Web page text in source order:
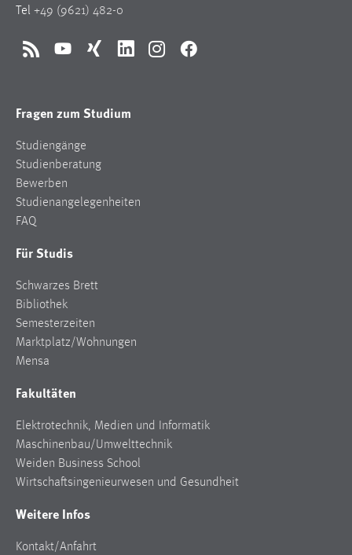
Tel +49 (9621) 482-0
RSS YouTubeXing LinkedInInstagramFacebook
Fragen zum Studium
Studiengänge
Studienberatung
Bewerben
Studienangelegenheiten
FAQ
Für Studis
Schwarzes Brett
Bibliothek
Semesterzeiten
Marktplatz/Wohnungen
Mensa
Fakultäten
Elektrotechnik, Medien und Informatik
Maschinenbau/Umwelttechnik
Weiden Business School
Wirtschaftsingenieurwesen und Gesundheit
Weitere Infos
Kontakt/Anfahrt